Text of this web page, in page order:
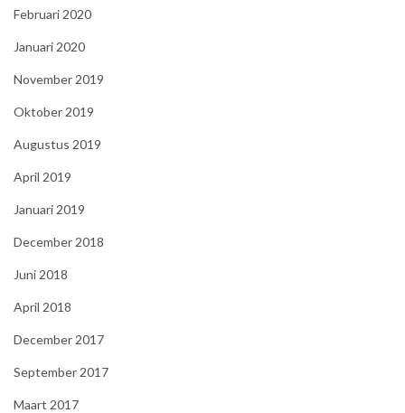
Februari 2020
Januari 2020
November 2019
Oktober 2019
Augustus 2019
April 2019
Januari 2019
December 2018
Juni 2018
April 2018
December 2017
September 2017
Maart 2017